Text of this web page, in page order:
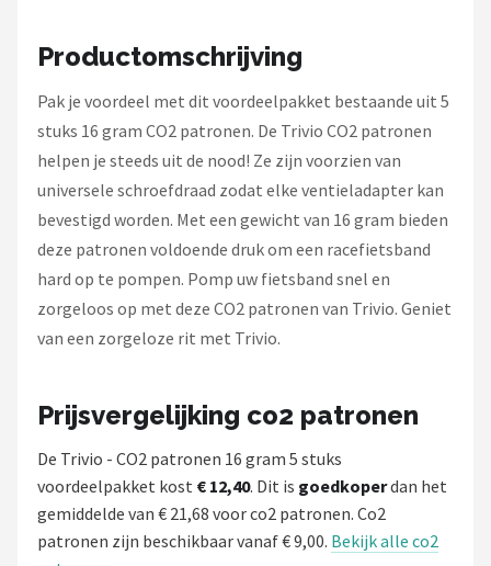
Productomschrijving
Pak je voordeel met dit voordeelpakket bestaande uit 5
stuks 16 gram CO2 patronen. De Trivio CO2 patronen
helpen je steeds uit de nood! Ze zijn voorzien van
universele schroefdraad zodat elke ventieladapter kan
bevestigd worden. Met een gewicht van 16 gram bieden
deze patronen voldoende druk om een racefietsband
hard op te pompen. Pomp uw fietsband snel en
zorgeloos op met deze CO2 patronen van Trivio. Geniet
van een zorgeloze rit met Trivio.
Prijsvergelijking co2 patronen
De Trivio - CO2 patronen 16 gram 5 stuks
voordeelpakket kost € 12,40. Dit is goedkoperdan het
gemiddelde van € 21,68 voor co2 patronen. Co2
patronen zijn beschikbaar vanaf € 9,00. Bekijk alle co2